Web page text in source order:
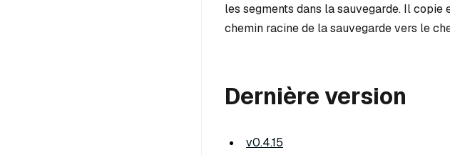
les segments dans la sauvegarde. Il
chemin racine de la sauvegarde vers le
Dernière version
v0.4.15